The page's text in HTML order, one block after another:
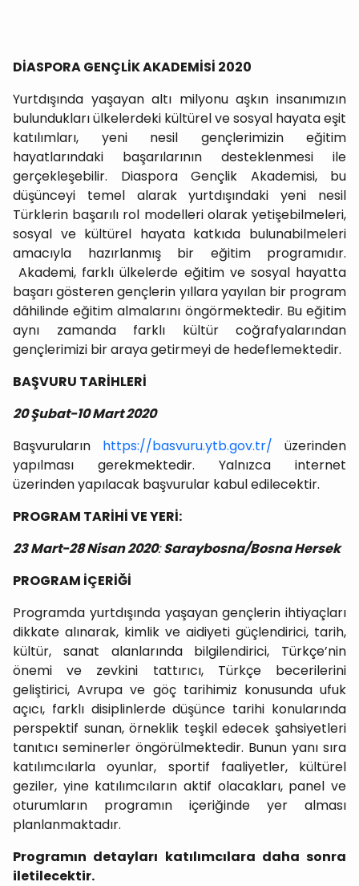
DİASPORA GENÇLİK AKADEMİSİ 2020
Yurtdışında yaşayan altı milyonu aşkın insanımızın
bulundukları ülkelerdeki kültürel ve sosyal hayata eşit
katılımları, yeni nesil gençlerimizin eğitim
hayatlarındaki başarılarının desteklenmesi ile
gerçekleşebilir. Diaspora Gençlik Akademisi, bu
düşünceyi temel alarak yurtdışındaki yeni nesil
Türklerin başarılı rol modelleri olarak yetişebilmeleri,
sosyal ve kültürel hayata katkıda bulunabilmeleri
amacıyla hazırlanmış bir eğitim programıdır.
Akademi, farklı ülkelerde eğitim ve sosyal hayatta
başarı gösteren gençlerin yıllara yayılan bir program
dâhilinde eğitim almalarını öngörmektedir. Bu eğitim
aynı zamanda farklı kültür coğrafyalarından
gençlerimizi bir araya getirmeyi de hedeflemektedir.
BAŞVURU TARİHLERİ
20 Şubat-10 Mart 2020
Başvuruların https://basvuru.ytb.gov.tr/ üzerinden
yapılması gerekmektedir. Yalnızca internet
üzerinden yapılacak başvurular kabul edilecektir.
PROGRAM TARİHİ VE YERİ:
23 Mart-28 Nisan 2020:Saraybosna/Bosna Hersek
PROGRAM İÇERİĞİ
Programda yurtdışında yaşayan gençlerin ihtiyaçları
dikkate alınarak, kimlik ve aidiyeti güçlendirici, tarih,
kültür, sanat alanlarında bilgilendirici, Türkçe’nin
önemi ve zevkini tattırıcı, Türkçe becerilerini
geliştirici, Avrupa ve göç tarihimiz konusunda ufuk
açıcı, farklı disiplinlerde düşünce tarihi konularında
perspektif sunan, örneklik teşkil edecek şahsiyetleri
tanıtıcı seminerler öngörülmektedir. Bunun yanı sıra
katılımcılarla oyunlar, sportif faaliyetler, kültürel
geziler, yine katılımcıların aktif olacakları, panel ve
oturumların programın içeriğinde yer alması
planlanmaktadır.
Programın detayları katılımcılara daha sonra
iletilecektir.